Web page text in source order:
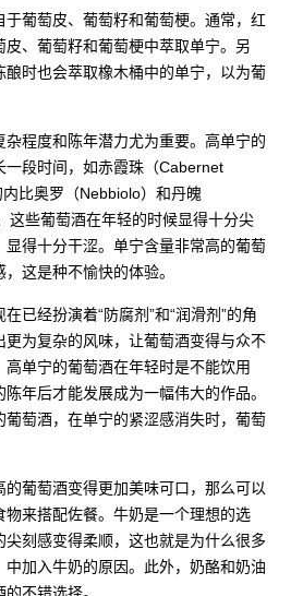
于葡萄皮、葡萄籽和葡萄梗。通常，红
、葡萄籽和葡萄梗中萃取单宁。另
酿时也会萃取橡木桶中的单宁，以为葡
程度和陈年潜力尤为重要。高单宁的
一段时间，如赤霞珠（Cabernet
比奥罗（Nebbiolo）和丹魄
这些葡萄酒在年轻的时候显得十分尖
显得十分干涩。单宁含量非常高的葡萄
这是种不愉快的体验。
已经扮演着“防腐剂”和“润滑剂”的角
更为复杂的风味，让葡萄酒变得与众不
高单宁的葡萄酒在年轻时是不能饮用
年后才能发展成为一幅伟大的作品。
葡萄酒，在单宁的紧涩感消失时，葡萄
葡萄酒变得更加美味可口，那么可以
物来搭配佐餐。牛奶是一个理想的选
刻感变得柔顺，这也就是为什么很多
中加入牛奶的原因。此外，奶酪和奶油
不错选择。